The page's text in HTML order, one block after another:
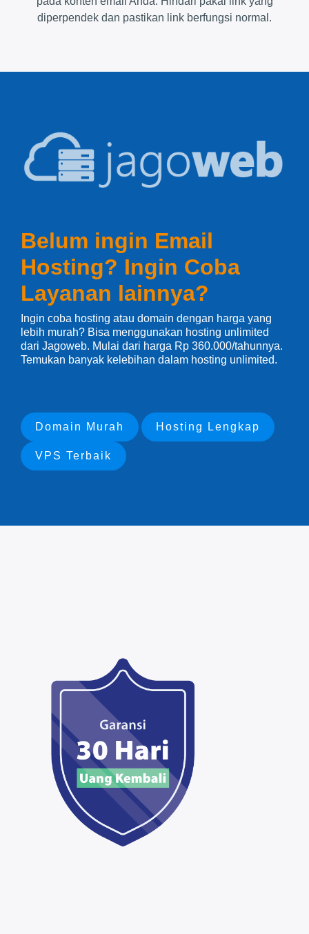
diperpendek dan pastikan link berfungsi normal.
Belum ingin Email
Hosting? Ingin Coba
Layanan lainnya?
Ingin coba hosting atau domain dengan harga yang
lebih murah? Bisa menggunakan hosting unlimited
dari Jagoweb. Mulai dari harga Rp 360.000/tahunnya.
Temukan banyak kelebihan dalam hosting unlimited.
Domain Murah Hosting Lengkap
VPS Terbaik